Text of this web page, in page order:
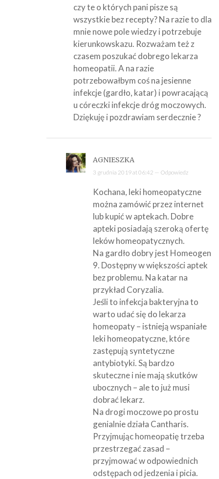
czy te o których pani pisze są
wszystkie bez recepty? Na razie to dla
mnie nowe pole wiedzy i potrzebuje
kierunkowskazu. Rozważam też z
czasem poszukać dobrego lekarza
homeopatii. A na razie
potrzebowałbym coś na jesienne
infekcje (gardło, katar) i powracającą
u córeczki infekcje dróg moczowych.
Dziękuję i pozdrawiam serdecznie ?
AGNIESZKA
3 grudnia 2019 at 06:42 — Odpowiedz
Kochana, leki homeopatyczne
można zamówić przez internet
lub kupić w aptekach. Dobre
apteki posiadają szeroką ofertę
leków homeopatycznych.
Na gardło dobry jest Homeogen
9. Dostępny w większości aptek
bez problemu. Na katar na
przykład Coryzalia.
Jeśli to infekcja bakteryjna to
warto udać się do lekarza
homeopaty – istnieją wspaniałe
leki homeopatyczne, które
zastępują syntetyczne
antybiotyki. Są bardzo
skuteczne i nie mają skutków
ubocznych – ale to już musi
dobrać lekarz.
Na drogi moczowe po prostu
genialnie działa Cantharis.
Przyjmując homeopatię trzeba
przestrzegać zasad –
przyjmować w odpowiednich
odstępach od jedzenia i picia.